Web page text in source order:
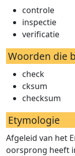
controle
inspectie
verificatie
Woorden die
check
cksum
checksum
Etymologie
Afgeleid van het
oorsprong heeft